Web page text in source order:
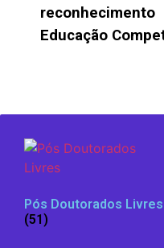
Educação
Pós Doutorados Livres
(51)